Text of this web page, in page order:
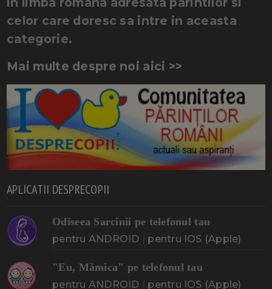
celor care doresc sa intre in aceasta
categorie.
Mai multe despre noi aici >>
APLICATII DESPRECOPII
Odiseea Sarcinii pe telefonul tau
pentru ANDROID pentru IOS (Apple)
"Eu, Mămica" pe telefonul tau
pentru ANDROID pentru IOS (Apple)